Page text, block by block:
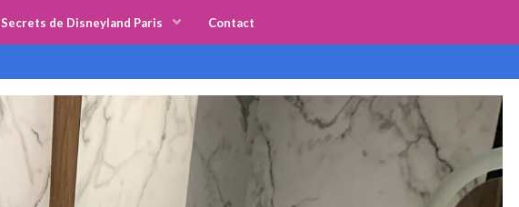
Secrets de Disneyland Paris Contact